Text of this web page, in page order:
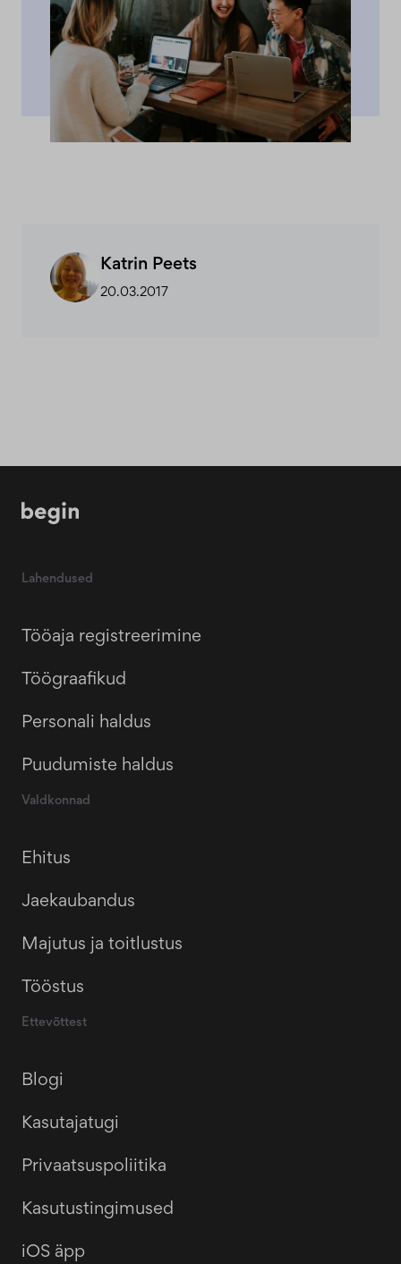
Katrin Peets
20.03.2017
Lahendused
Tööaja registreerimine
Töögraafikud
Personali haldus
Puudumiste haldus
Valdkonnad
Ehitus
Jaekaubandus
Majutus ja toitlustus
Tööstus
Ettevõttest
Blogi
Kasutajatugi
Privaatsuspoliitika
Kasutustingimused
iOS äpp